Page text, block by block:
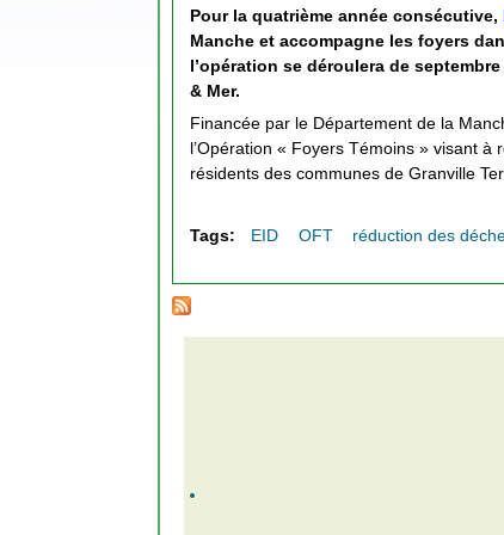
Pour la quatrième année consécutive,
Manche et accompagne les foyers
l’opération se déroulera de
& Mer.
Financée par le Département de la
l’Opération « Foyers Témoins » visant
résidents des communes de Granville
Tags: EID OFT réduction des